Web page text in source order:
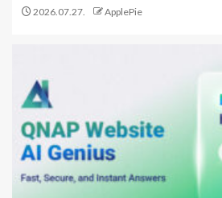
2026.07.27. ApplePie